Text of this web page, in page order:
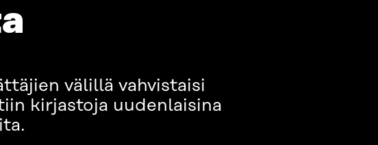
välillä vahvistaisi
kirjastoja uudenlaisina